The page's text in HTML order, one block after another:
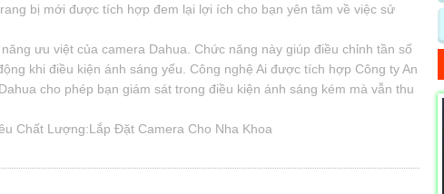
bị mới được tích hợp đem lại lợi ích cho bạn yên tâm về việc sử
ưu việt của camera Dahua. Chức năng này giúp điều chỉnh tần số
khi điều kiện ánh sáng yếu. Công nghệ Ai được tích hợp Công ty An
cho phép bạn giám sát trong điều kiện ánh sáng kém mà vẫn thu
Chất Lượng:Lắp Đặt Camera Cho Nha Khoa